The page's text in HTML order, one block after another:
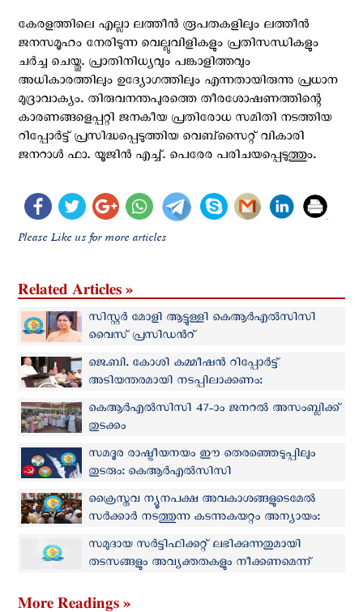
കേരളത്തിലെ എല്ലാ ലത്തീൻ രൂപതകളിലും ലത്തീൻ
ജനസമൂഹം നേരിടുന്ന വെല്ലുവിളികളും പ്രതിസന്ധികളും
ചർച്ച ചെയ്തു. പ്രാതിനിധ്യവും പങ്കാളിത്തവും
അധികാരത്തിലും ഉദ്യോഗത്തിലും എന്നതായിരുന്നു പ്രധാന
മുദ്രാവാക്യം. തിരുവനന്തപുരത്തെ തീരശോഷണത്തിന്റെ
കാരണങ്ങളെപ്പറ്റി ജനകീയ പ്രതിരോധ സമിതി നടത്തിയ
റിപ്പോർട്ട് പ്രസിദ്ധപ്പെടുത്തിയ വെബ്സൈറ്റ് വികാരി
ജനറാൾ ഫാ. യൂജിൻ എച്ച്. പെരേര പരിചയപ്പെടുത്തും.
Please Like us for more articles
Related Articles »
സിസ്റ്റർ മോളി ആട്ടുള്ളി കെആർഎൽസിസി
വൈസ് പ്രസിഡന്‍റ്
ജെ.ബി. കോശി കമ്മീഷൻ റിപ്പോർട്ട്
അടിയന്തരമായി നടപ്പിലാക്കണം:
കെആർഎൽസിസി
കെആർഎൽസിസി 47-ാം ജനറൽ അസംബ്ലിക്ക്‌
തുടക്കം
സമദൂര രാഷ്ട്രീയനയം ഈ തെരഞ്ഞെടുപ്പിലും
തുടരും: കെആർഎൽസിസി
ക്രൈസ്തവ ന്യൂനപക്ഷ അവകാശങ്ങളുടെമേൽ
സർക്കാർ നടത്തുന്ന കടന്നുകയറ്റം അന്യായം:
കെആർഎൽസിസി
സമുദായ സർട്ടിഫിക്കറ്റ് ലഭിക്കുന്നതുമായി
തടസങ്ങളും അവ്യക്തതകളും നീക്കണമെന്ന്
More Readings »